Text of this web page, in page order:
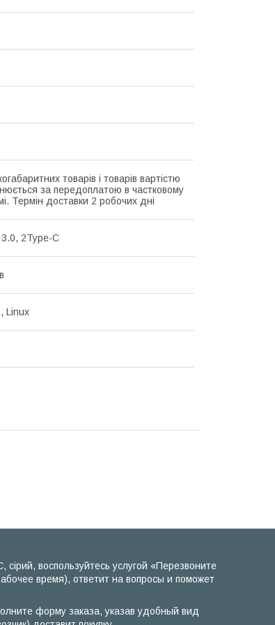
товарів і товарів вартістю
за передоплатою в частковому
Термін доставки 2 робочих дні
2Type-C
Linux
воспользуйтесь услугой «Перезвоните
время), ответит на вопросы и поможет
форму заказа, указав удобный вид